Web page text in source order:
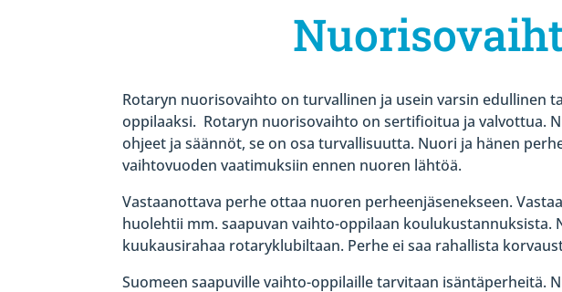
Rotaryn nuorisovaihto on turvallinen ja usein varsin edullinen
oppilaaksi. Rotaryn nuorisovaihto on sertifioitua ja valvottua.
ohjeet ja säännöt, se on osa turvallisuutta. Nuori ja hänen
vaihtovuoden vaatimuksiin ennen nuoren lähtöä.
Vastaanottava perhe ottaa nuoren perheenjäsenekseen.
huolehtii mm. saapuvan vaihto-oppilaan koulukustannuksista.
kuukausirahaa rotaryklubiltaan. Perhe ei saa rahallista
Suomeen saapuville vaihto-oppilaille tarvitaan isäntäperheitä.